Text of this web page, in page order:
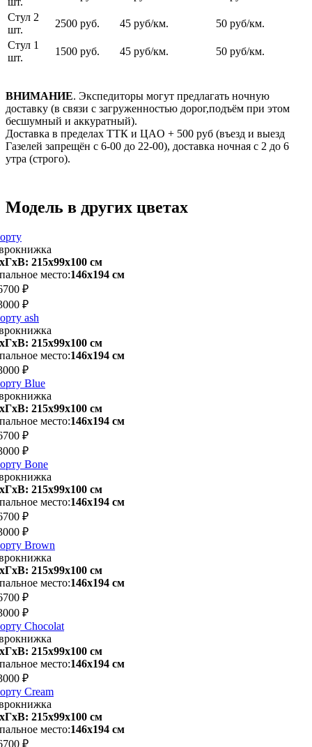
Стул 2
шт.
2500 руб. 45 руб/км.
50 руб/км.
Стул 1
шт.
1500 руб. 45 руб/км. 50 руб/км.
ВНИМАНИЕ. Экспедиторы могут предлагать ночную
доставку (в связи с загруженностью дорог,подъём при этом
бесшумный и аккуратный).
Доставка в пределах ТТК и ЦАO + 500 pуб (въезд и выезд
Газелей запрещён с 6-00 до 22-00), доставка ночная с 2 до 6
утра (строго).
Модель в других цветах
215х99x100 см
место:146х194 см
₽
₽
ash
215х99x100 см
место:146х194 см
₽
Blue
215х99x100 см
место:146х194 см
₽
₽
Bone
215х99x100 см
место:146х194 см
₽
₽
Brown
215х99x100 см
место:146х194 см
₽
₽
Chocolat
215х99x100 см
место:146х194 см
₽
Cream
215х99x100 см
место:146х194 см
₽